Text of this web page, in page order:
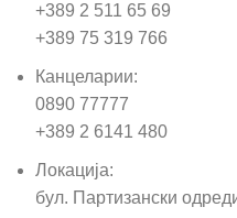
+389 2 511 65 69
+389 75 319 766
Канцеларии:
0890 77777
+389 2 6141 480
Локација:
бул. Партизански